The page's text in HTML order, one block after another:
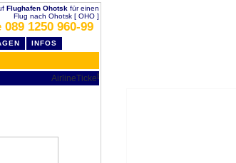
Flughafen Ohotsk für einen
Flug nach Ohotsk [ OHO ]
089 1250 960-99
INFOS